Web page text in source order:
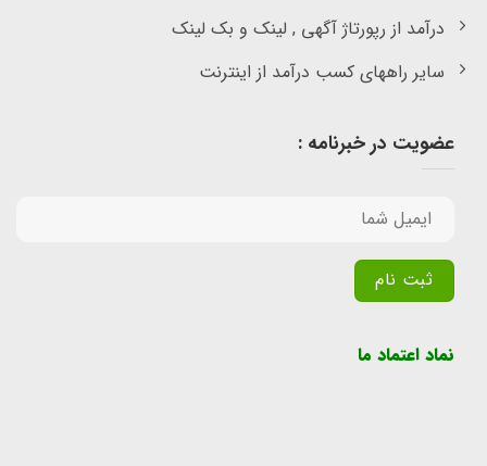
درآمد از رپورتاژ آگهی , لینک و بک لینک
سایر راههای کسب درآمد از اینترنت
عضویت در خبرنامه :
نماد اعتماد ما